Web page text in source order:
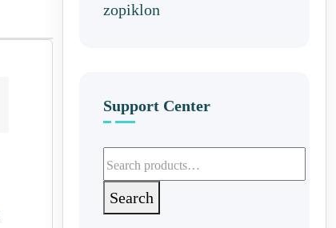
zopiklon
Support Center
Search for:
Search